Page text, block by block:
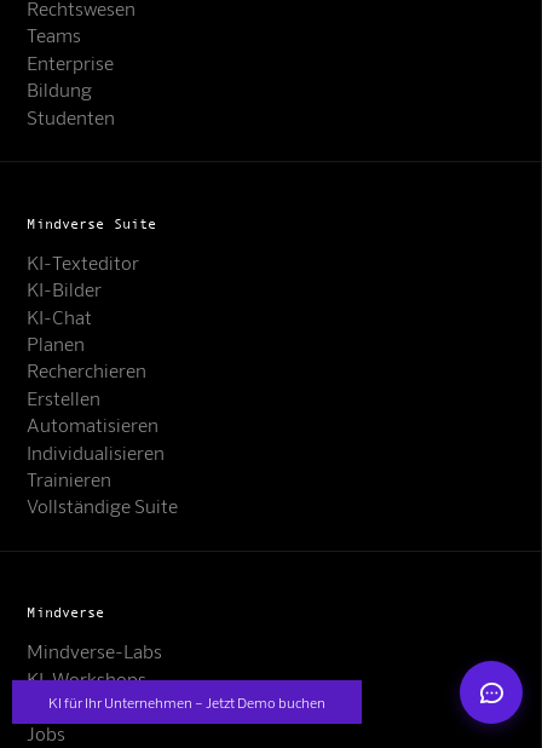
KI für Ihr Unternehmen – Jetzt Demo buchen
Online · KI-Assistent
Rechtswesen
Teams
Enterprise
Bildung
Studenten
Mindverse Suite
KI-Texteditor
KI-Bilder
KI-Chat
Planen
Recherchieren
Erstellen
Automatisieren
Individualisieren
Trainieren
Vollständige Suite
Mindverse
Mindverse-Labs
KI-Workshops
Preise
Jobs